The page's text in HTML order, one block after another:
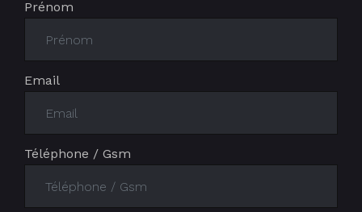
Prénom
Email
Téléphone / Gsm